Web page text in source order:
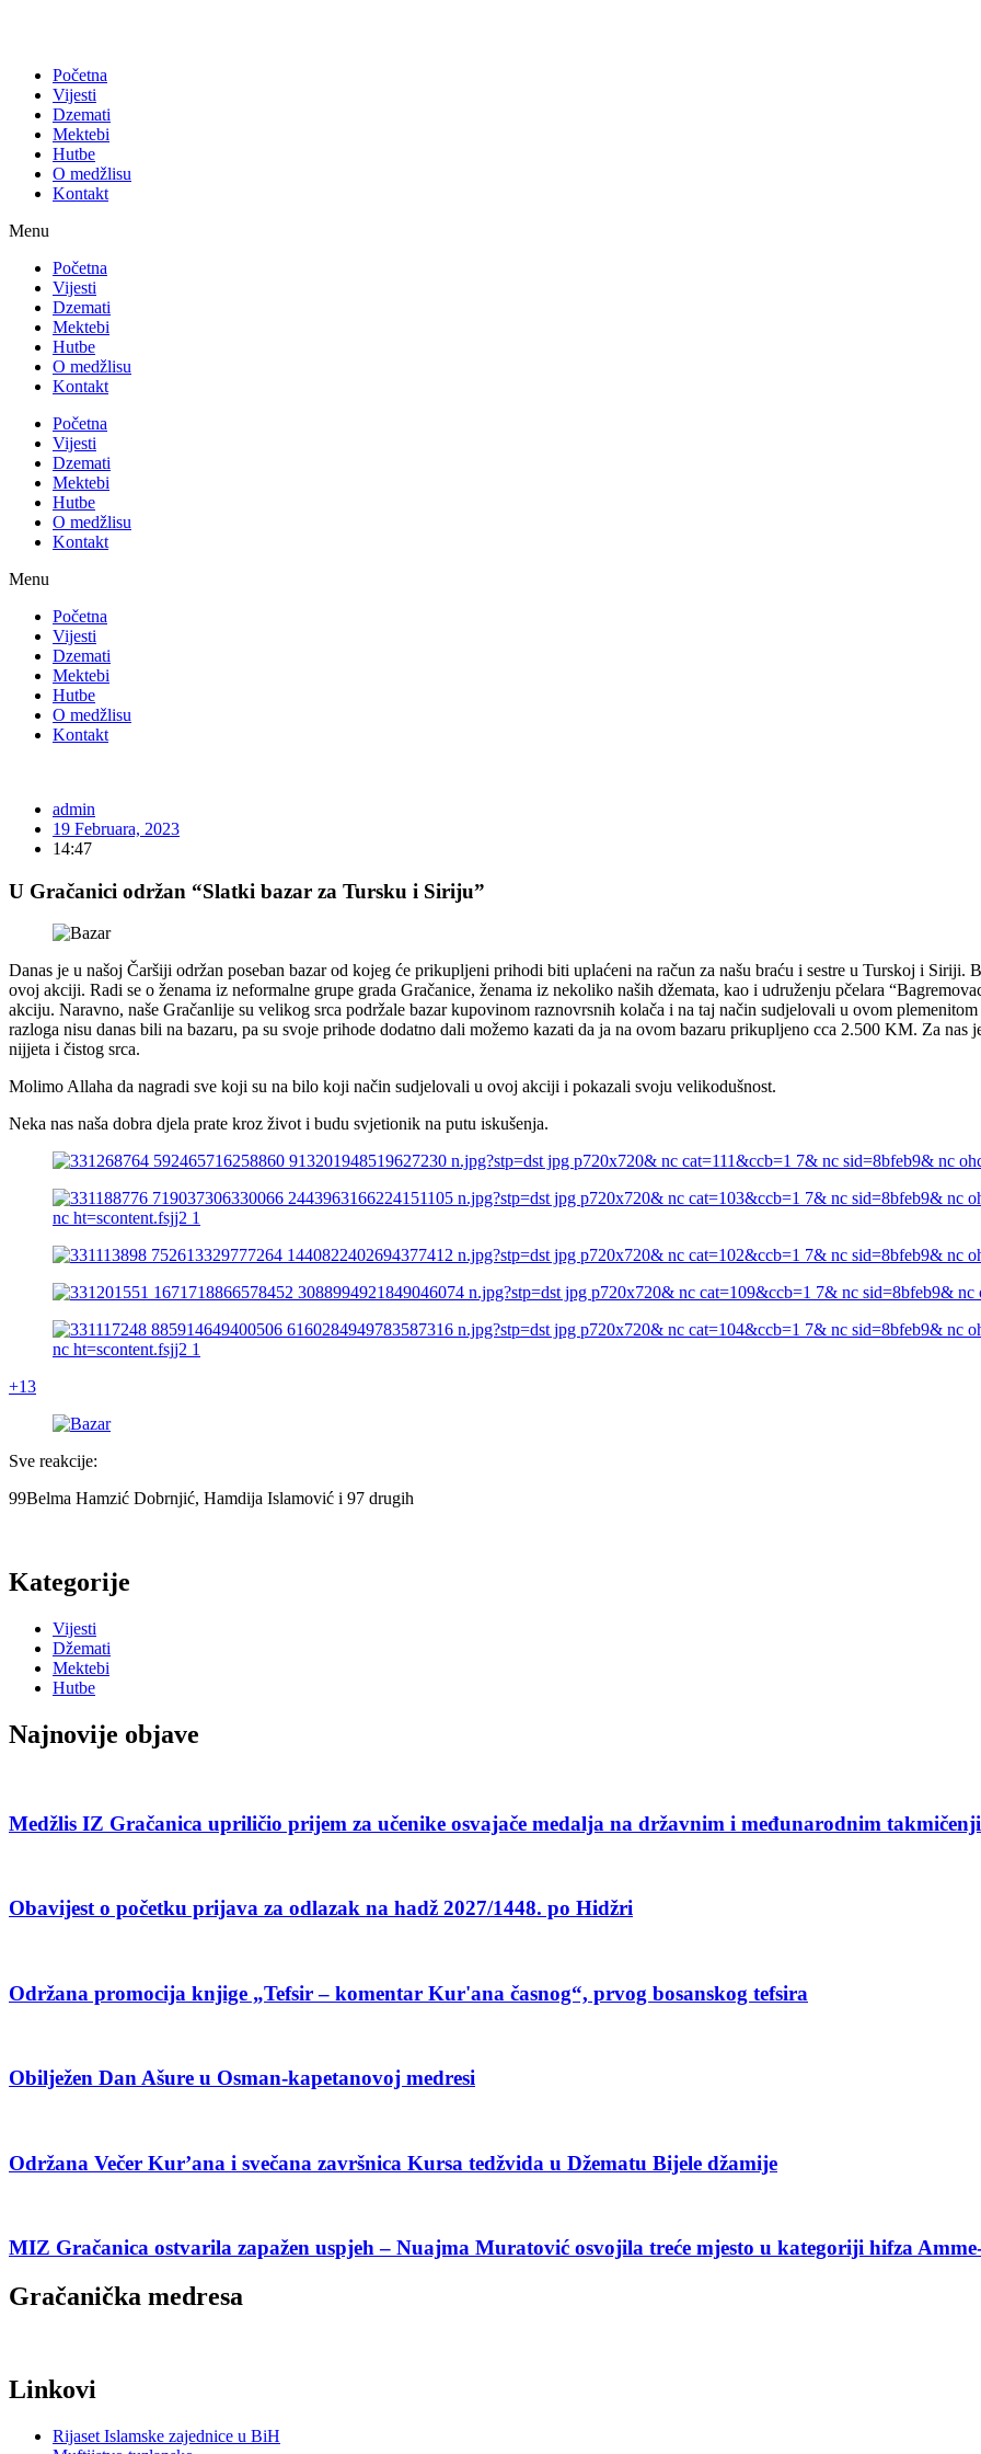
Početna
Vijesti
Dzemati
Mektebi
Hutbe
O medžlisu
Kontakt
Menu
Početna
Vijesti
Dzemati
Mektebi
Hutbe
O medžlisu
Kontakt
Početna
Vijesti
Dzemati
Mektebi
Hutbe
O medžlisu
Kontakt
Menu
Početna
Vijesti
Dzemati
Mektebi
Hutbe
O medžlisu
Kontakt
admin
19 Februara, 2023
14:47
U Gračanici održan “Slatki bazar za Tursku i Siriju”
Danas je u našoj Čaršiji održan poseban bazar od kojeg će prikupljeni prihodi biti uplaćeni na račun za našu braću i sestre u Turskoj i Siriji.
ovoj akciji. Radi se o ženama iz neformalne grupe grada Gračanice, ženama iz nekoliko naših džemata, kao i udruženju pčelara
akciju. Naravno, naše Gračanlije su velikog srca podržale bazar kupovinom raznovrsnih kolača i na taj način sudjelovali u ovom
razloga nisu danas bili na bazaru, pa su svoje prihode dodatno dali možemo kazati da ja na ovom bazaru prikupljeno cca 2.500 KM. Za
nijjeta i čistog srca.
Molimo Allaha da nagradi sve koji su na bilo koji način sudjelovali u ovoj akciji i pokazali svoju velikodušnost.
Neka nas naša dobra djela prate kroz život i budu svjetionik na putu iskušenja.
+13
Sve reakcije:
99Belma Hamzić Dobrnjić, Hamdija Islamović i 97 drugih
Kategorije
Vijesti
Džemati
Mektebi
Hutbe
Najnovije objave
Medžlis IZ Gračanica upriličio prijem za učenike osvajače medalja na državnim i međunarodnim
Obavijest o početku prijava za odlazak na hadž 2027/1448. po Hidžri
Održana promocija knjige „Tefsir – komentar Kur'ana časnog“, prvog bosanskog tefsira
Obilježen Dan Ašure u Osman-kapetanovoj medresi
Održana Večer Kur’ana i svečana završnica Kursa tedžvida u Džematu Bijele džamije
MIZ Gračanica ostvarila zapažen uspjeh – Nuajma Muratović osvojila treće mjesto u kategoriji hifza
Gračanička medresa
Linkovi
Rijaset Islamske zajednice u BiH